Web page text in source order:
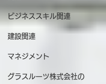
ビジネススキル関連
建設関連
マネジメント
グラスルーツ株式会社の